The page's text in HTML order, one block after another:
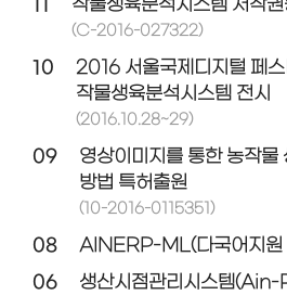
11 작물생육분석시스템 저작
(C-2016-027322)
10
2016 서울국제디지털 페
작물생육분석시스템 전시
(2016.10.28~29)
09
영상이미지를 통한 농작물
방법 특허출원
(10-2016-0115351)
08
AINERP-ML(다국어지원
06
생산시점관리시스템(Ain-